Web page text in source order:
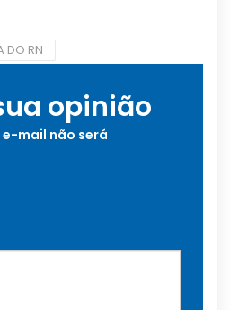
DO RN
opinião
e-mail não será